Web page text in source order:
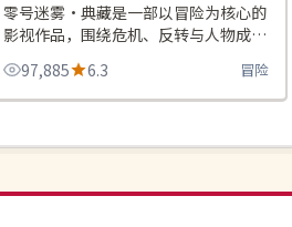
零号迷雾·典藏是一部以冒险为核心的
影视作品，围绕危机、反转与人物成长
展开，整体节奏紧凑，值得推荐观看。
97,885 6.3 冒险